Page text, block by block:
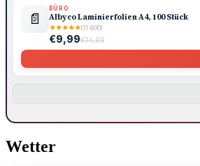
📄
BÜRO
Albyco Laminierfolien A4, 100 Stück
★★★★★(11.800)
€9,99€14,99
Wetter